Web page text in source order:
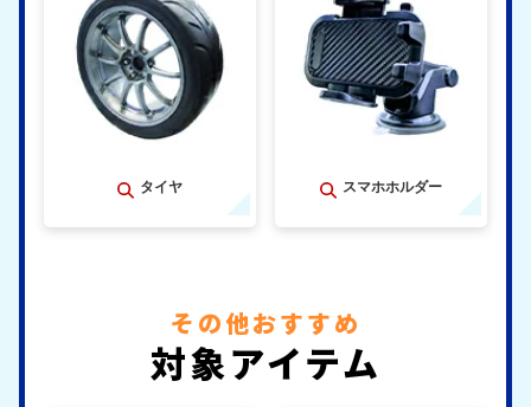
タイヤ スマホホルダー
その他おすすめ
対象アイテム